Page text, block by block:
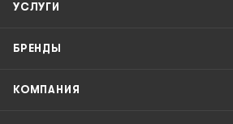
УСЛУГИ
БРЕНДЫ
КОМПАНИЯ